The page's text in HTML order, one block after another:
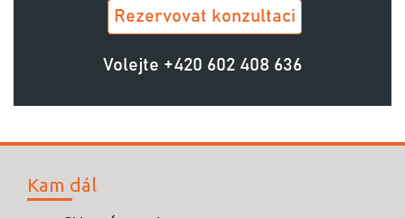
Volejte +420 602 408 636
Kam dál